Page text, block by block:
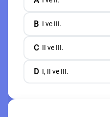
B I ve III.
C II ve III.
D I, II ve III.